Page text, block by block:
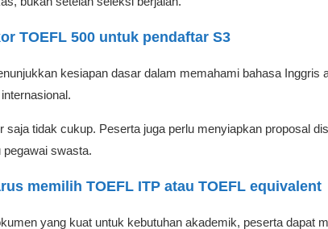
TOEFL 500 untuk pendaftar S3
kesiapan dasar dalam memahami bahasa
saja tidak cukup. Peserta juga perlu menyiapkan proposal
pegawai swasta.
memilih TOEFL ITP atau TOEFL equivalent
yang kuat untuk kebutuhan akademik, peserta dapat